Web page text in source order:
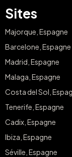
Sites
Majorque, Espagne
Barcelone, Espagne
Madrid, Espagne
Malaga, Espagne
Costa del Sol,
Tenerife, Espagne
Cadix, Espagne
Ibiza, Espagne
Séville, Espagne